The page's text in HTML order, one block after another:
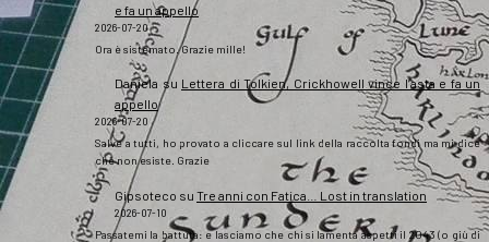
e fa un appello
2026-07-20
Ora è sistemato. Grazie mille!
Daniela su Lettera di Tolkien, Crickhowell vince l’asta e fa un
appello
2026-07-20
Salve a tutti, ho provato a cliccare sul link della raccolta fondi ma mi dice
che non esiste. Grazie
Gipsoteco su Tre anni con Fatica… Lost in translation
2026-07-10
Passatemi la battuta: e lasciamo che chi si lamenta aspetti il 2043 (o giù di